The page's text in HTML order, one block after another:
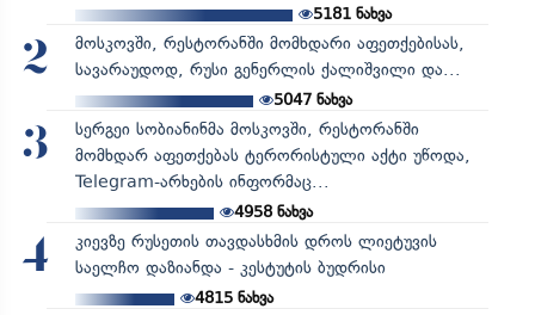
5181 ნახვა
2
მოსკოვში, რესტორანში მომხდარი აფეთქებისას,
სავარაუდოდ, რუსი გენერლის ქალიშვილი და...
5047ნახვა
3
სერგეი სობიანინმა მოსკოვში, რესტორანში
მომხდარ აფეთქებას ტერორისტული აქტი უწოდა,
Telegram-არხების ინფორმაც...
4958ნახვა
4
კიევზე რუსეთის თავდასხმის დროს ლიეტუვის
საელჩო დაზიანდა - კესტუტის ბუდრისი
4815ნახვა